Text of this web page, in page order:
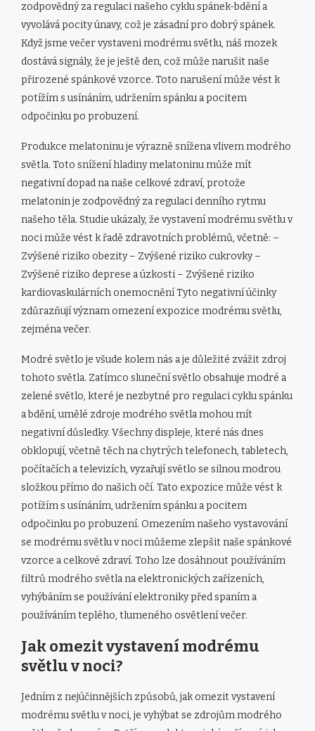
zodpovědný za regulaci našeho cyklu spánek-bdění a
vyvolává pocity únavy, což je zásadní pro dobrý spánek.
Když jsme večer vystaveni modrému světlu, náš mozek
dostává signály, že je ještě den, což může narušit naše
přirozené spánkové vzorce. Toto narušení může vést k
potížím s usínáním, udržením spánku a pocitem
odpočinku po probuzení.
Produkce melatoninu je výrazně snížena vlivem modrého
světla. Toto snížení hladiny melatoninu může mít
negativní dopad na naše celkové zdraví, protože
melatonin je zodpovědný za regulaci denního rytmu
našeho těla. Studie ukázaly, že vystavení modrému světlu v
noci může vést k řadě zdravotních problémů, včetně: –
Zvýšené riziko obezity – Zvýšené riziko cukrovky –
Zvýšené riziko deprese a úzkosti – Zvýšené riziko
kardiovaskulárních onemocnění Tyto negativní účinky
zdůrazňují význam omezení expozice modrému světlu,
zejména večer.
Modré světlo je všude kolem nás a je důležité zvážit zdroj
tohoto světla. Zatímco sluneční světlo obsahuje modré a
zelené světlo, které je nezbytné pro regulaci cyklu spánku
a bdění, umělé zdroje modrého světla mohou mít
negativní důsledky. Všechny displeje, které nás dnes
obklopují, včetně těch na chytrých telefonech, tabletech,
počítačích a televizích, vyzařují světlo se silnou modrou
složkou přímo do našich očí. Tato expozice může vést k
potížím s usínáním, udržením spánku a pocitem
odpočinku po probuzení. Omezením našeho vystavování
se modrému světlu v noci můžeme zlepšit naše spánkové
vzorce a celkové zdraví. Toho lze dosáhnout používáním
filtrů modrého světla na elektronických zařízeních,
vyhýbáním se používání elektroniky před spaním a
používáním teplého, tlumeného osvětlení večer.
Jak omezit vystavení modrému
světlu v noci?
Jedním z nejúčinnějších způsobů, jak omezit vystavení
modrému světlu v noci, je vyhýbat se zdrojům modrého